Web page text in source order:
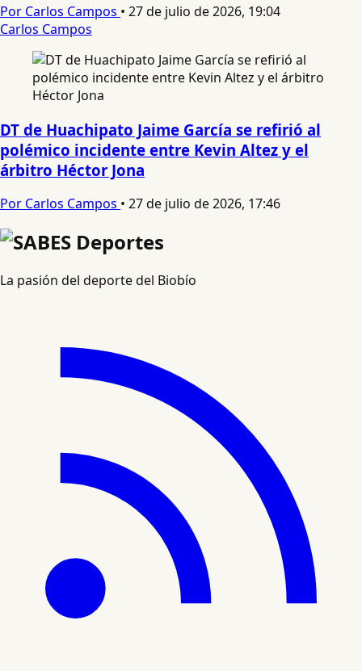
Por Carlos Campos • 27 de julio de 2026, 19:04
Carlos Campos
DT de Huachipato Jaime García se refirió al
polémico incidente entre Kevin Altez y el
árbitro Héctor Jona
Por Carlos Campos • 27 de julio de 2026, 17:46
La pasión del deporte del Biobío